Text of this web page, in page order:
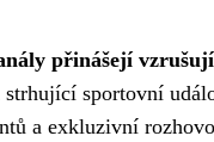
přinášejí
strhující sportovní
a exkluzivní